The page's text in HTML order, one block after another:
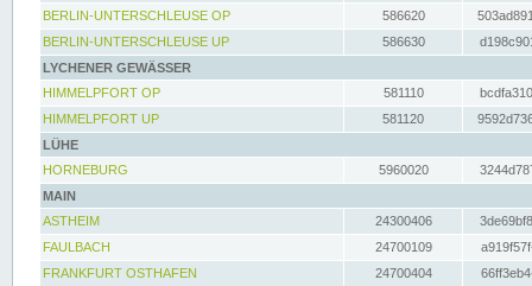
BERLIN-UNTERSCHLEUSE OP
586620
BERLIN-UNTERSCHLEUSE UP
586630
LYCHENER GEWÄSSER
HIMMELPFORT OP
581110
HIMMELPFORT UP
581120
LÜHE
HORNEBURG
5960020
MAIN
ASTHEIM
24300406
FAULBACH
24700109
FRANKFURT OSTHAFEN
24700404